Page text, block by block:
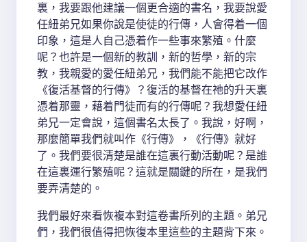
裏，我要跟他建議一個更合適的書名，我要說愛
任紐弟兄如果你說是使徒的行傳，人會得着一個
印象，這是人自己憑着作一些事來繁殖。什麼
呢？也許是一個新的教訓，新的哲學，新的宗
教，我親愛的愛任紐弟兄，我們能不能把它改作
《復活基督的行傳》？復活的基督在祂的升天裏
憑着那靈，藉着門徒而有的行傳呢？我想愛任紐
弟兄一定會說，這個書名太長了。我說，好啊，
那麼簡單我們就叫作《行傳》，《行傳》就好
了。我們要很清楚是誰在這裏行動活動呢？是誰
在這裏運行繁殖呢？這就是關鍵的所在，是我們
要弄清楚的。
我們最好來看恢複本對這卷書所列的主題。弟兄
們，我們很值得把恢復本里這些的主題背下來。